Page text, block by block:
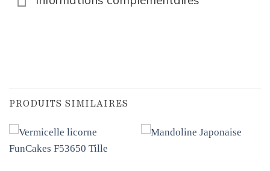
PRODUITS SIMILAIRES